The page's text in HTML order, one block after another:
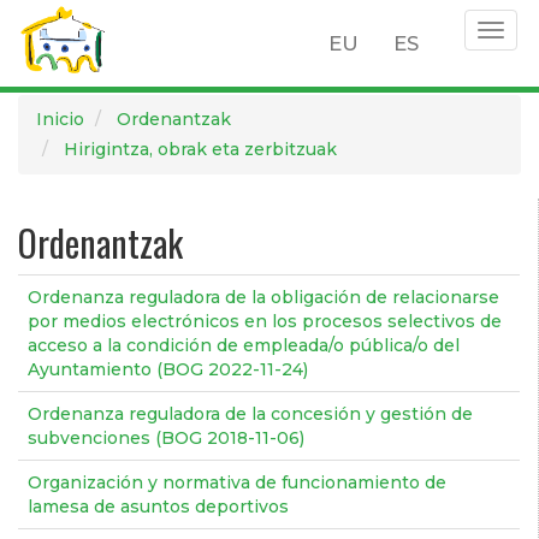
contenido
EU ES
Inicio
Ordenantzak
Hirigintza, obrak eta zerbitzuak
Ordenantzak
Ordenanza reguladora de la obligación de relacionarse
por medios electrónicos en los procesos selectivos de
acceso a la condición de empleada/o pública/o del
Ayuntamiento (BOG 2022-11-24)
Ordenanza reguladora de la concesión y gestión de
subvenciones (BOG 2018-11-06)
Organización y normativa de funcionamiento de
lamesa de asuntos deportivos